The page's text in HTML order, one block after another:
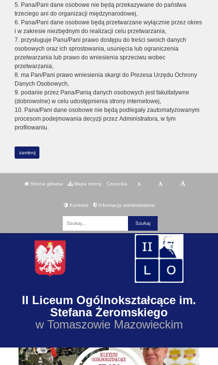
5. Pana/Pani dane osobowe nie będą przekazywane do państwa
trzeciego ani do organizacji międzynarodowej,
6. Pana/Pani dane osobowe będą przetwarzane wyłącznie przez okres
i w zakresie niezbędnym do realizacji celu przetwarzania,
7. przysługuje Panu/Pani prawo dostępu do treści swoich danych
osobowych oraz ich sprostowania, usunięcia lub ograniczenia
przetwarzania lub prawo do wniesienia sprzeciwu wobec
przetwarzania,
8. ma Pan/Pani prawo wniesienia skargi do Prezesa Urzędu Ochrony
Danych Osobowych,
9. podanie przez Pana/Panią danych osobowych jest fakultatywne
(dobrowolne) w celu udostępnienia strony internetowej,
10. Pana/Pani dane osobowe nie będą podlegały zautomatyzowanym
procesom podejmowania decyzji przez Administratora, w tym
profilowaniu.
zamknij
Strona główna Mapa strony Czcionka
Kontrast Informacja administratora
II Liceum Ogólnokształcące im.
Stefana Żeromskiego
w Tomaszowie Mazowieckim